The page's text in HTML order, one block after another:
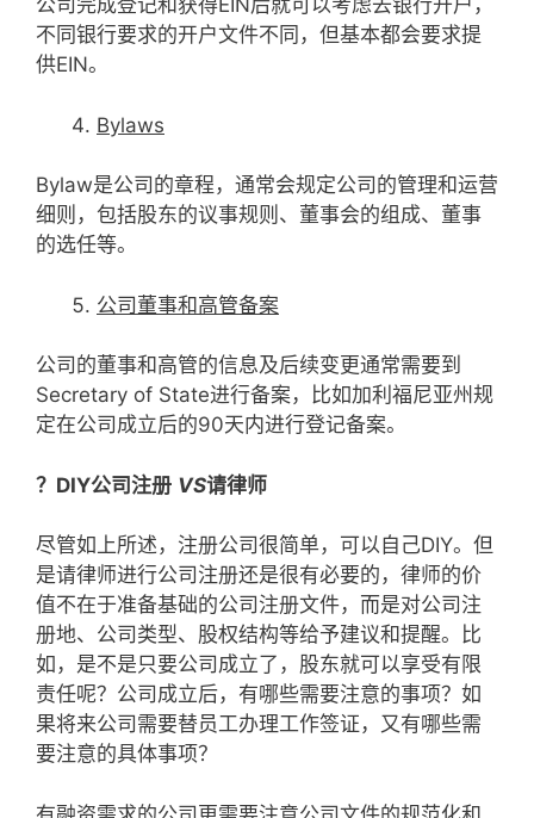
公司完成登记和获得EIN后就可以考虑去银行开户，
不同银行要求的开户文件不同，但基本都会要求提
供EIN。
Bylaws
Bylaw是公司的章程，通常会规定公司的管理和运营
细则，包括股东的议事规则、董事会的组成、董事
的选任等。
公司董事和高管备案
公司的董事和高管的信息及后续变更通常需要到
Secretary of State进行备案，比如加利福尼亚州规
定在公司成立后的90天内进行登记备案。
？ DIY公司注册 VS请律师
尽管如上所述，注册公司很简单，可以自己DIY。但
是请律师进行公司注册还是很有必要的，律师的价
值不在于准备基础的公司注册文件，而是对公司注
册地、公司类型、股权结构等给予建议和提醒。比
如，是不是只要公司成立了，股东就可以享受有限
责任呢？公司成立后，有哪些需要注意的事项？如
果将来公司需要替员工办理工作签证，又有哪些需
要注意的具体事项？